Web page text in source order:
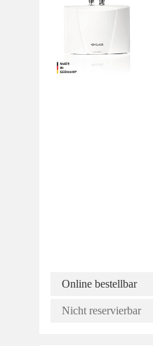
Online bestellbar
Nicht reservierbar